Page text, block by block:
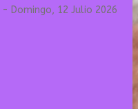
- Domingo, 12 Julio 2026